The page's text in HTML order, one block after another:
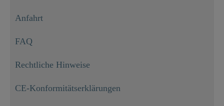
Anfahrt
FAQ
Rechtliche Hinweise
CE-Konformitätserklärungen